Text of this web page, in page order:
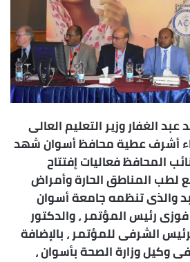
عبد الغفار وزير التعليم العالى
أشرف عطية محافظ أسوان شهد
المحافظ فعاليات إفتتاح
لطب المناطق الحارة وأمراض
والذى تنظمه جامعة أسوان
رئيس المؤتمر ، والدكتور
الشرفى للمؤتمر ، بالإضافة
وكيل وزارة الصحة بأسوان ،